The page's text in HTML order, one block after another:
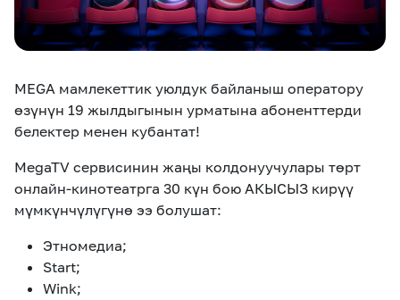
Чалуулар жана
SMS
Номерди тандоо SIM жеткирүү
Биз жөнүндө Жаңылыктар MEGAда иште
Өнөктөштөргө
Офис картасы
жана каптоо
MegaTV MegaPay MegaKassa
MEGA мамлекеттик уюлдук байланыш оператору
өзүнүн 19 жылдыгынын урматына абоненттерди
белектер менен кубантат!
MegaTV сервисинин жаңы колдонуучулары төрт
онлайн-кинотеатрга 30 күн бою АКЫСЫЗ кирүү
мүмкүнчүлүгүнө ээ болушат:
Этномедиа;
Start;
Wink;